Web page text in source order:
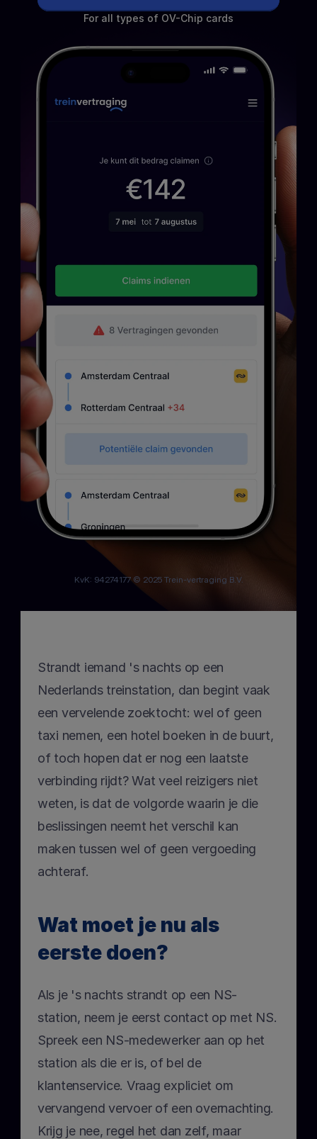
For all types of OV-Chip cards
KvK: 94274177 © 2025 Trein-vertraging B.V.
Strandt iemand 's nachts op een
Nederlands treinstation, dan begint vaak
een vervelende zoektocht: wel of geen
taxi nemen, een hotel boeken in de buurt,
of toch hopen dat er nog een laatste
verbinding rijdt? Wat veel reizigers niet
weten, is dat de volgorde waarin je die
beslissingen neemt het verschil kan
maken tussen wel of geen vergoeding
achteraf.
Wat moet je nu als
eerste doen?
Als je 's nachts strandt op een NS-
station, neem je eerst contact op met NS.
Spreek een NS-medewerker aan op het
station als die er is, of bel de
klantenservice. Vraag expliciet om
vervangend vervoer of een overnachting.
Krijg je nee, regel het dan zelf, maar